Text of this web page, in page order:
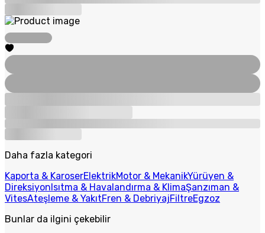
Daha fazla kategori
Kaporta & KaroserElektrikMotor & MekanikYürüyen &
DireksiyonIsıtma & Havalandırma & KlimaŞanzıman &
VitesAteşleme & YakıtFren & DebriyajFiltreEgzoz
Bunlar da ilgini çekebilir